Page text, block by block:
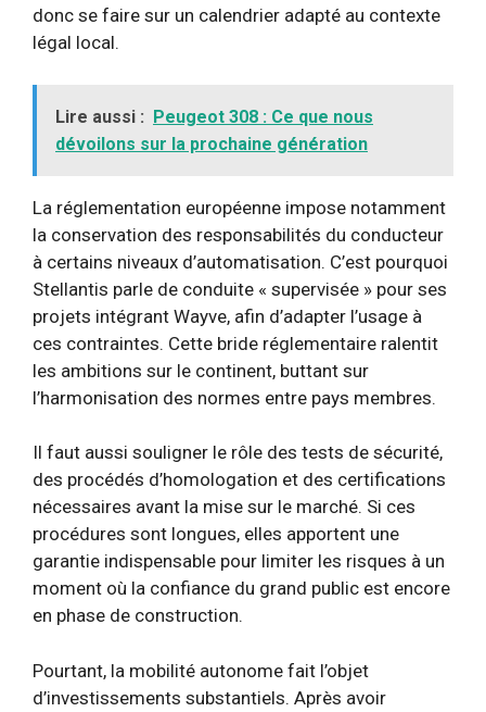
donc se faire sur un calendrier adapté au contexte
légal local.
Lire aussi : Peugeot 308 : Ce que nous
dévoilons sur la prochaine génération
La réglementation européenne impose notamment
la conservation des responsabilités du conducteur
à certains niveaux d’automatisation. C’est pourquoi
Stellantis parle de conduite « supervisée » pour ses
projets intégrant Wayve, afin d’adapter l’usage à
ces contraintes. Cette bride réglementaire ralentit
les ambitions sur le continent, buttant sur
l’harmonisation des normes entre pays membres.
Il faut aussi souligner le rôle des tests de sécurité,
des procédés d’homologation et des certifications
nécessaires avant la mise sur le marché. Si ces
procédures sont longues, elles apportent une
garantie indispensable pour limiter les risques à un
moment où la confiance du grand public est encore
en phase de construction.
Pourtant, la mobilité autonome fait l’objet
d’investissements substantiels. Après avoir